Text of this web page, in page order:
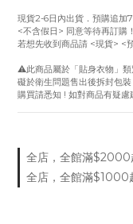
現貨2-6日內出貨．預購追加
<不含假日> 同意等待再訂購！
若想先收到商品請 <現貨> <
⚠️此商品屬於「貼身衣物」類
礙於衛生問題售出後拆封包裝
購買請悉知 ! 如對商品有疑慮
全店，全館滿$2000
全店，全館滿$1000